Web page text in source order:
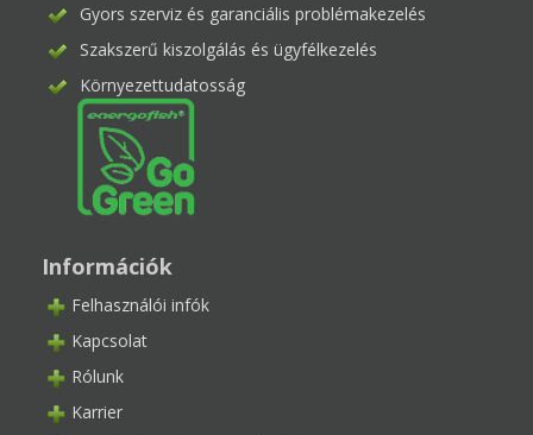
Gyors szerviz és garanciális problémakezelés
Szakszerű kiszolgálás és ügyfélkezelés
Környezettudatosság
Információk
Felhasználói infók
Kapcsolat
Rólunk
Karrier